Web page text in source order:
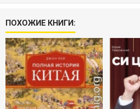
ПОХОЖИЕ КНИГИ: